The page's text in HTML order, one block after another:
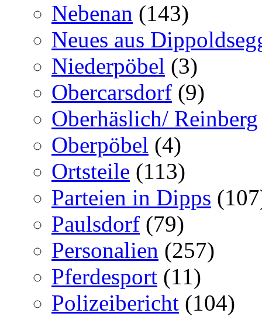
Nebenan (143)
Neues aus
Niederpöbel (3)
Obercarsdorf (9)
Oberhäslich/ Reinberg
Oberpöbel (4)
Ortsteile (113)
Parteien in Dipps
Paulsdorf (79)
Personalien (257)
Pferdesport (11)
Polizeibericht (104)